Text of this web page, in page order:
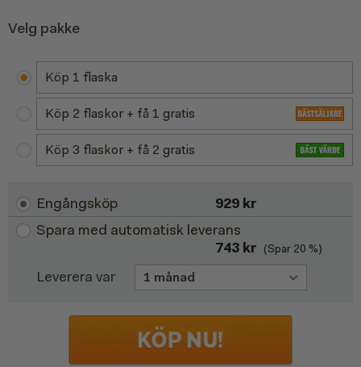
Velg pakke
Köp 1 flaska
Köp 2 flaskor + få 1 gratis
Köp 3 flaskor + få 2 gratis
Engångsköp 929kr
Spara med automatisk leverans
743kr (Spar 20 %)
Leverera var